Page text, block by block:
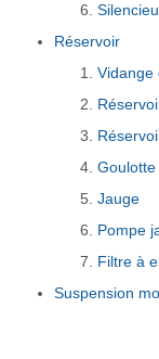
Réservoir
Vidange
Jauge
Pompe
Filtre à
Suspension